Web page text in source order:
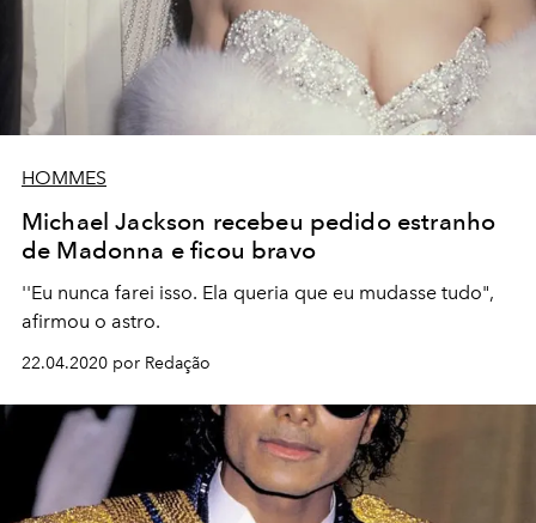
HOMMES
Michael Jackson recebeu pedido estranho
de Madonna e ficou bravo
''Eu nunca farei isso. Ela queria que eu mudasse tudo",
afirmou o astro.
22.04.2020 por Redação